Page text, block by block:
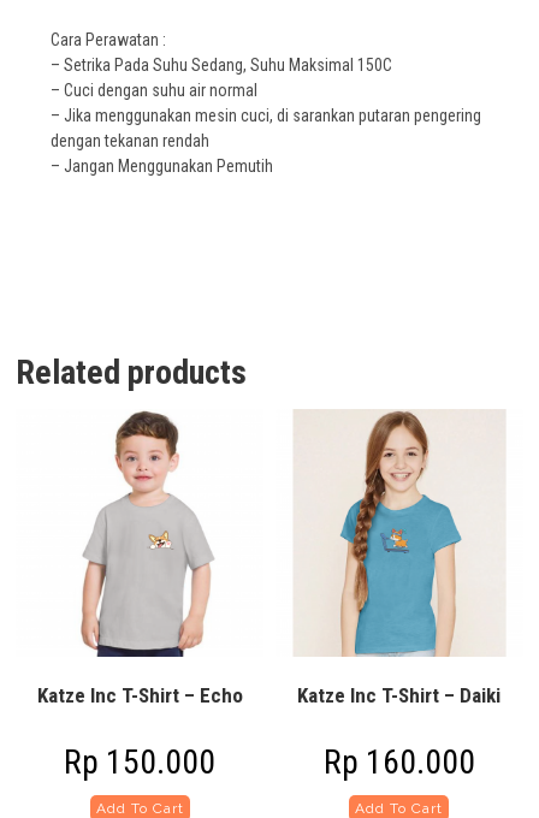
Cara Perawatan :
– Setrika Pada Suhu Sedang, Suhu Maksimal 150C
– Cuci dengan suhu air normal
– Jika menggunakan mesin cuci, di sarankan putaran pengering
dengan tekanan rendah
– Jangan Menggunakan Pemutih
Related products
Katze Inc T-Shirt – Echo
Rp 150.000
Add To Cart
Katze Inc T-Shirt – Daiki
Rp 160.000
Add To Cart